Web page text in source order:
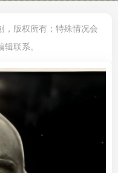
，版权所有；特殊情况会
联系。